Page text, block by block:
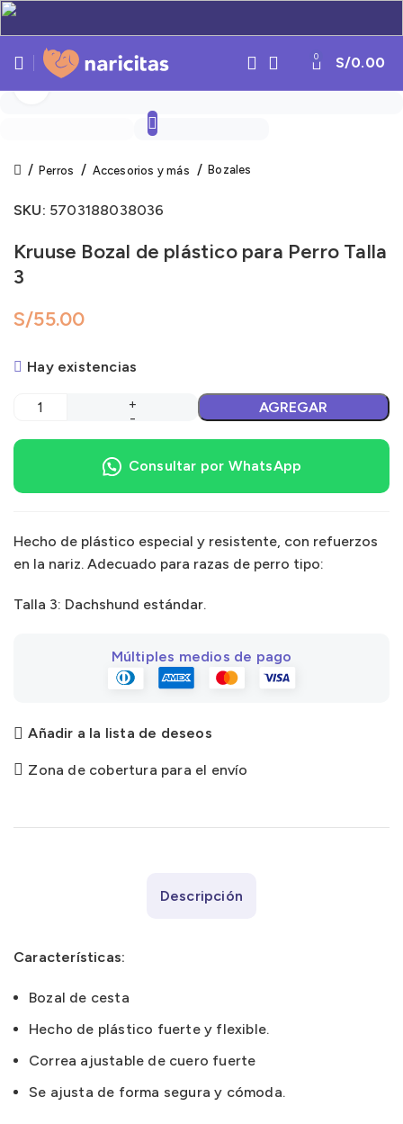
0 S/0.00
Perros Accesorios y más Bozales
SKU: 5703188038036
Kruuse Bozal de plástico para Perro Talla
3
S/
Hay existencias
AGREGAR
Consultar por WhatsApp
Hecho de plástico especial y resistente, con refuerzos
en la nariz. Adecuado para razas de perro tipo:
Talla 3: Dachshund estándar.
Múltiples medios de pago
Añadir a la lista de deseos
Zona de cobertura para el envío
Descripción
Características:
Bozal de cesta
Hecho de plástico fuerte y flexible.
Correa ajustable de cuero fuerte
Se ajusta de forma segura y cómoda.